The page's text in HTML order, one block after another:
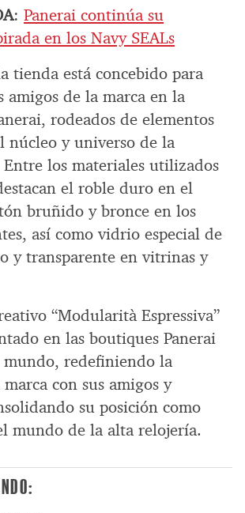
: Panerai continúa su
en los Navy SEALs
tienda está concebido para
amigos de la marca en la
rodeados de elementos
núcleo y universo de la
los materiales utilizados
el roble duro en el
bruñido y bronce en los
así como vidrio especial de
y transparente en vitrinas y
“Modularità Espressiva”
en las boutiques Panerai
redefiniendo la
con sus amigos y
su posición como
mundo de la alta relojería.